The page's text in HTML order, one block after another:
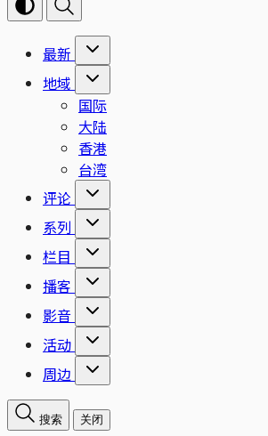
最新
地域
国际
大陆
香港
台湾
评论
系列
栏目
播客
影音
活动
周边
搜索 关闭